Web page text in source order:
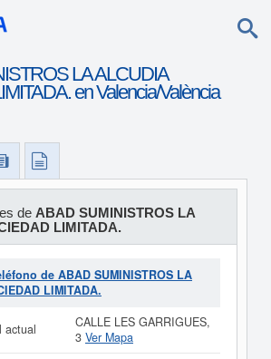
LA ALCUDIA
en Valencia/València
de ABAD SUMINISTROS LA
LIMITADA.
de ABAD SUMINISTROS LA
LIMITADA.
actual
CALLE LES GARRIGUES,
3 Ver Mapa